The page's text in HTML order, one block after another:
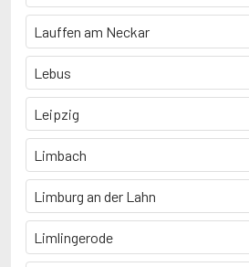
Lauffen am Neckar
Lebus
Leipzig
Limbach
Limburg an der Lahn
Limlingerode